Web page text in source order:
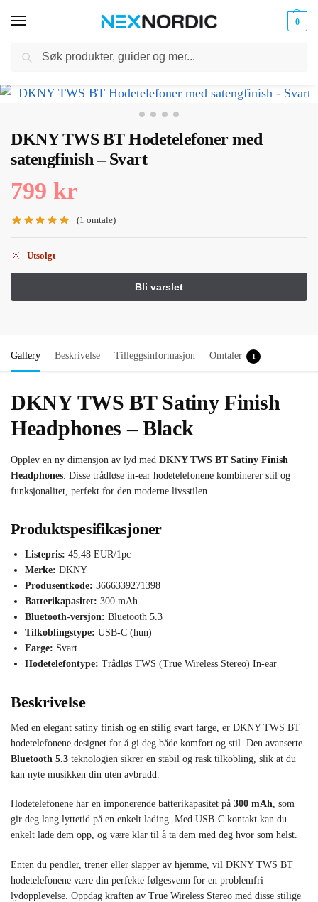
0
til
Kabler
DKNY TWS BT Hodetelefoner med
satengfinish – Svart
799 kr
(1 omtale)
Utsolgt
Gallery Beskrivelse Tilleggsinformasjon Omtaler 1
DKNY TWS BT Satiny Finish
Headphones – Black
Opplev en ny dimensjon av lyd med DKNY TWS BT Satiny Finish
Headphones . Disse trådløse in-ear hodetelefonene kombinerer stil og
funksjonalitet, perfekt for den moderne livsstilen.
Produktspesifikasjoner
Listepris: 45,48 EUR/1pc
Merke: DKNY
Produsentkode: 3666339271398
Batterikapasitet: 300 mAh
Bluetooth-versjon: Bluetooth 5.3
Tilkoblingstype: USB-C (hun)
Farge: Svart
Hodetelefontype: Trådløs TWS (True Wireless Stereo) In-ear
Beskrivelse
Med en elegant satiny finish og en stilig svart farge, er DKNY TWS BT
hodetelefonene designet for å gi deg både komfort og stil. Den avanserte
Bluetooth 5.3 teknologien sikrer en stabil og rask tilkobling, slik at du
kan nyte musikken din uten avbrudd.
Hodetelefonene har en imponerende batterikapasitet på 300 mAh, som
gir deg lang lyttetid på en enkelt lading. Med USB-C kontakt kan du
enkelt lade dem opp, og være klar til å ta dem med deg hvor som helst.
Enten du pendler, trener eller slapper av hjemme, vil DKNY TWS BT
hodetelefonene være din perfekte følgesvenn for en problemfri
lydopplevelse. Oppdag kraften av True Wireless Stereo med disse stilige